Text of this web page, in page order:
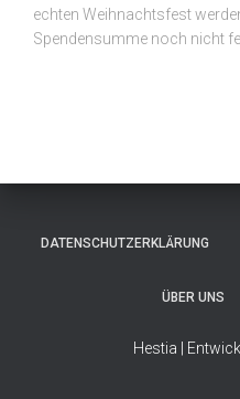
echten Weihnachtsfest
Spendensumme noch nicht
DATENSCHUTZERKLÄRUNG
ÜBER UNS
Hestia |